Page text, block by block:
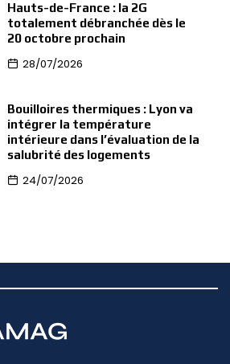
Hauts-de-France : la 2G
totalement débranchée dès le
20 octobre prochain
28/07/2026
Bouilloires thermiques : Lyon va
intégrer la température
intérieure dans l’évaluation de la
salubrité des logements
24/07/2026